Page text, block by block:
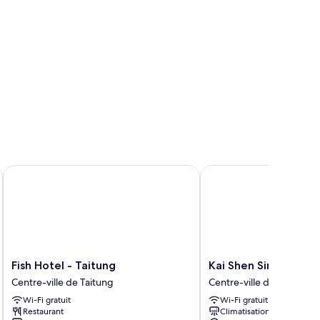
Fish
Hotel
-
Taitung
Centre-
Fish Hotel - Taitung
Centre-ville de Taitung
Wi-Fi gratuit
Restaurant
Fish Hotel - Taitung
Kai
Shen
Sinsu
Hotel
Centre-
Kai Shen Sinsu Hotel
Centre-ville de Taitung
Wi-Fi gratuit
Climatisation
Kai Shen Sinsu Hotel